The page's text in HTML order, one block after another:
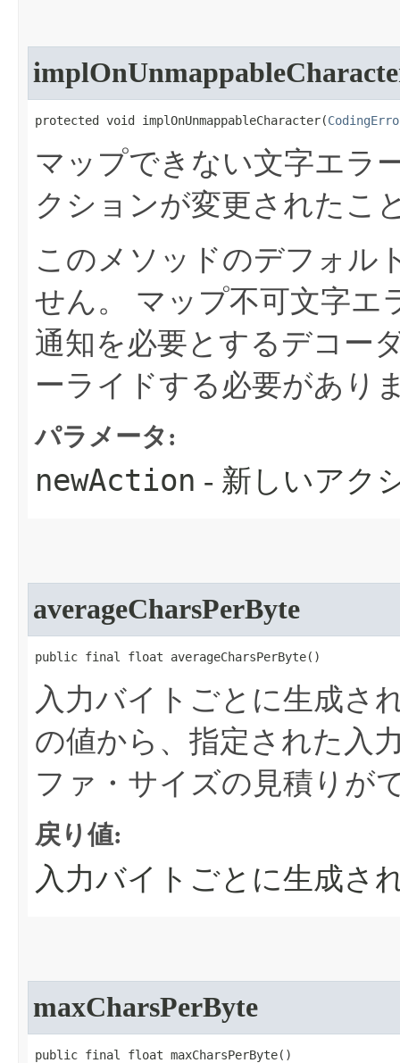
protected void implOnUnmappableCharacter​(
マップできない文字エラ
クションが変更されたこ
このメソッドのデフォル
せん。
マップ不可文字エ
通知を必要とするデコー
ーライドする必要があり
パラメータ:
newAction - 新しいアク
averageCharsPerByte
public final float averageCharsPerByte​()
入力バイトごとに生成さ
の値から、指定された入
ファ・サイズの見積りが
戻り値:
入力バイトごとに生成さ
maxCharsPerByte
public final float maxCharsPerByte​()